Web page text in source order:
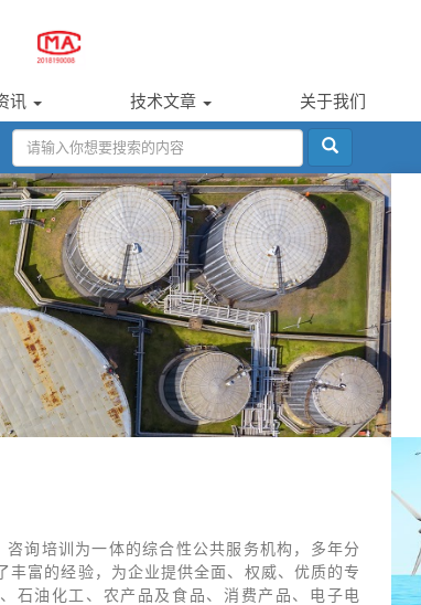
讯 技术文章 关于我们
询培训为一体的综合性公共服务机构，多年分
富的经验，为企业提供全面、权威、优质的专
石油化工、农产品及食品、消费产品、电子电